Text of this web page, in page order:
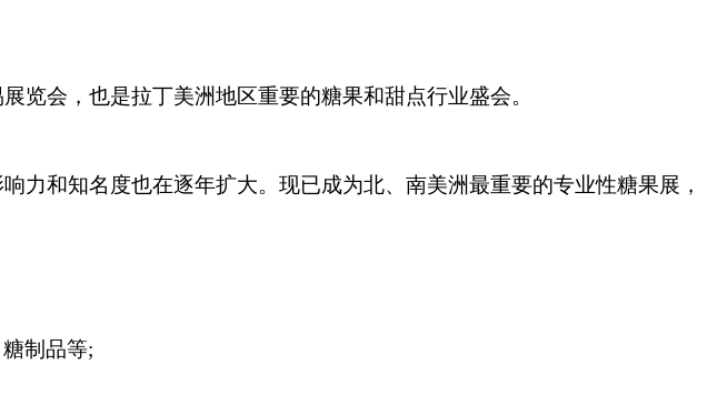
览会，也是拉丁美洲地区重要的糖果和甜点行业盛会。
力和知名度也在逐年扩大。现已成为北、南美洲最重要的专业性糖果展，
制品等;